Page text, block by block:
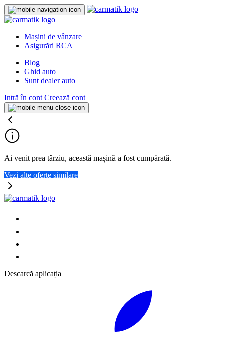
Mașini de vânzare
Asigurări RCA
Blog
Ghid auto
Sunt dealer auto
Intră în cont Creează cont
Ai venit prea târziu, această mașină a fost cumpărată.
Vezi alte oferte similare
Descarcă aplicația